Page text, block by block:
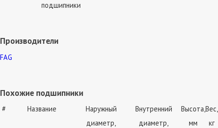
подшипники
Производители
FAG
Похожие подшипники
# Название
Наружный
диаметр,
Внутренний
диаметр,
Высота,
мм
Вес,
кг